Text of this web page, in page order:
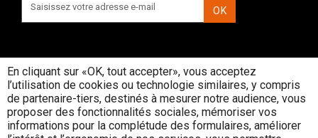
OK
INTERDICTION DE VENTE DE
BOISSONS ALCOOLIQUES AUX
MINEURS DE MOINS DE 18 ANS
La preuve de majorité de l'acheteur est
En cliquant sur «OK, tout accepter», vous acceptez
l’utilisation de cookies ou technologie similaires, y compris
de partenaire-tiers, destinés à mesurer notre audience, vous
proposer des fonctionnalités sociales, mémoriser vos
informations pour la complétude des formulaires, améliorer